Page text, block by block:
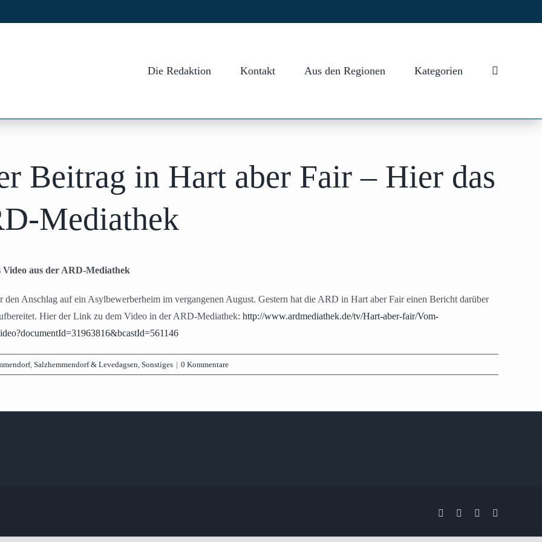
Die Redaktion Kontakt Aus den Regionen Kategorien
Beitrag in Hart aber Fair – Hier das
Mediathek
aus der ARD-Mediathek
Anschlag auf ein Asylbewerberheim im vergangenen August. Gestern hat die ARD in Hart aber Fair einen Bericht darüber
Hier der Link zu dem Video in der ARD-Mediathek: http://www.ardmediathek.de/tv/Hart-aber-fair/Vom-
, Salzhemmendorf & Levedagsen, Sonstiges | 0 Kommentare
Facebook Instagram